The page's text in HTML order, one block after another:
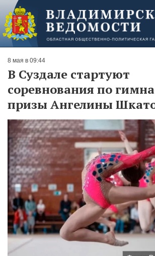
8 мая в 09:44
В Суздале стартуют
соревнования по
призы Ангелины